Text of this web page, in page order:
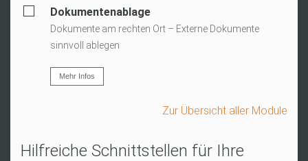
Dokumentenablage
Dokumente am rechten Ort – Externe Dokumente
sinnvoll ablegen
Mehr Infos
Zur Übersicht aller Module
Hilfreiche Schnittstellen für Ihre